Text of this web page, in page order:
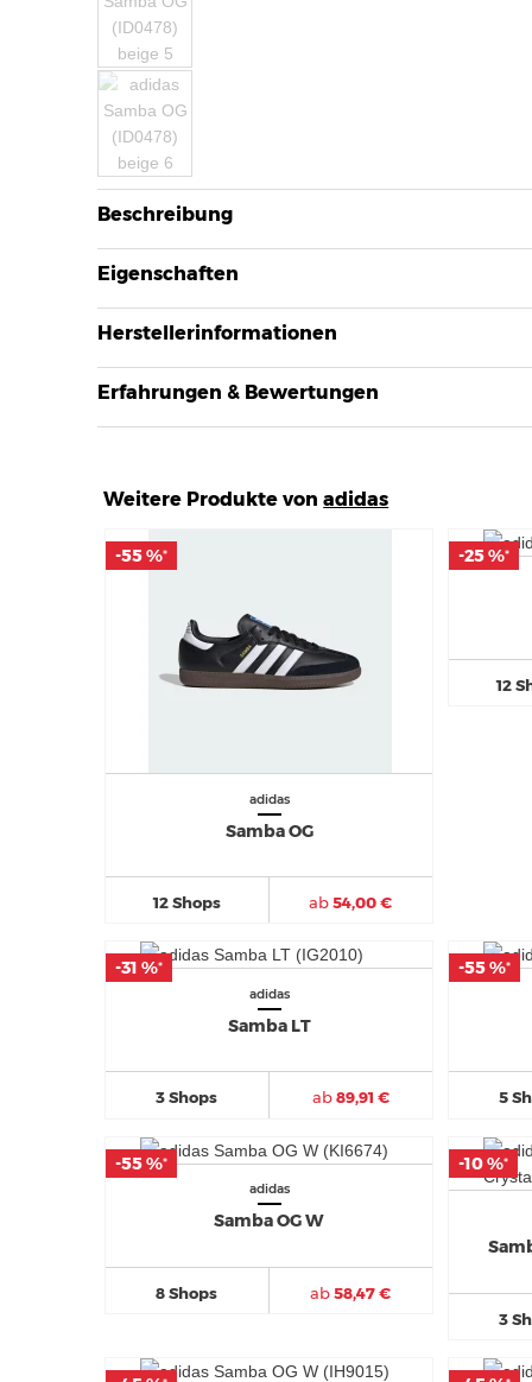
Beschreibung
Eigenschaften
Herstellerinformationen
Erfahrungen & Bewertungen
Weitere Produkte vonadidas
adidas
Samba OG
12 Shops ab54,00 €
-55 %*
-55 %*
12
-25 %*
-25 %*
adidas
Samba LT
3 Shops ab89,91 €
-31 %*
-31 %*
5
-55 %*
-55 %*
adidas
Samba OG W
8 Shops ab58,47 €
-55 %*
-55 %*
3
-10 %*
-10 %*